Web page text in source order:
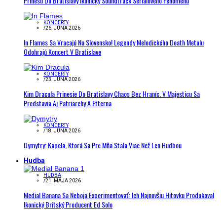
KONCERTY
/26. JÚNA 2026
In Flames Sa Vracajú Na Slovensko! Legendy Melodického Death Metalu
Odohrajú Koncert V Bratislave
KONCERTY
/23. JÚNA 2026
Kim Dracula Prinesie Do Bratislavy Chaos Bez Hraníc. V Majesticu Sa
Predstavia Aj Patriarchy A Etterna
KONCERTY
/18. JÚNA 2026
Dymytry: Kapela, Ktorá Sa Pre Mňa Stala Viac Než Len Hudbou
Hudba
HUDBA
/21. MÁJA 2026
Medial Banana Sa Neboja Experimentovať: Ich Najnovšiu Hitovku Produkoval
Ikonický Britský Producent Ed Solo